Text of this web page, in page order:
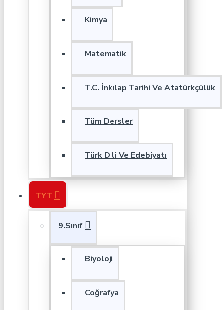
Kimya
Matematik
T.C. İnkılap Tarihi Ve Atatürkçülük
Tüm Dersler
Türk Dili Ve Edebiyatı
TYT
9.Sınıf
Biyoloji
Coğrafya